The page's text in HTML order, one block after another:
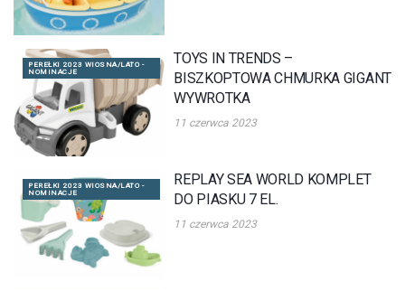
PEREŁKI 2023 WIOSNA/LATO -
NOMINACJE
TOYS IN TRENDS –
BISZKOPTOWA CHMURKA GIGANT
WYWROTKA
11 czerwca 2023
PEREŁKI 2023 WIOSNA/LATO -
NOMINACJE
REPLAY SEA WORLD KOMPLET
DO PIASKU 7 EL.
11 czerwca 2023